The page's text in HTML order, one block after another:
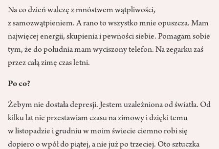
Na co dzień walczę z mnóstwem wątpliwości,
z samozwątpieniem. A rano to wszystko mnie opuszcza. Mam
najwięcej energii, skupienia i pewności siebie. Pomagam sobie
tym, że do południa mam wyciszony telefon. Na zegarku zaś
przez całą zimę czas letni.
Po co?
Żebym nie dostała depresji. Jestem uzależniona od światła. Od
kilku lat nie przestawiam czasu na zimowy i dzięki temu
w listopadzie i grudniu w moim świecie ciemno robi się
dopiero o wpół do piątej, a nie już po trzeciej. Oto sztuczka